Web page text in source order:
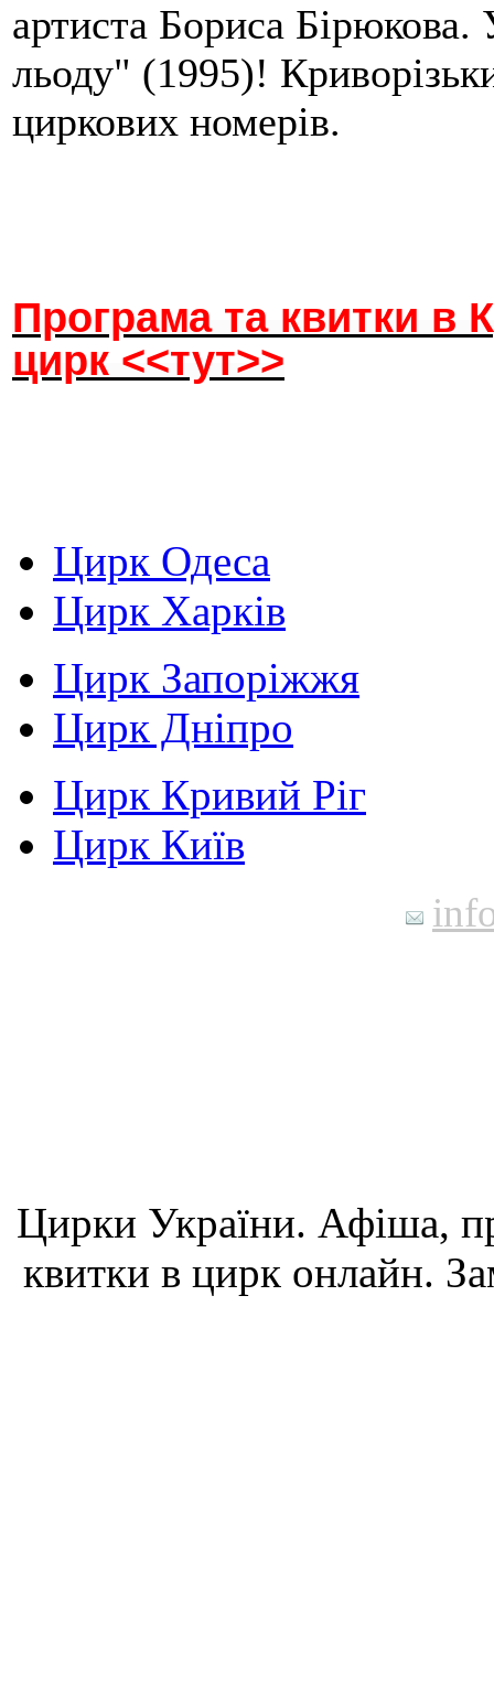
артиста Бориса
льоду" (1995)!
циркових номерів.
Програма та квитки в
цирк <<тут>>
Цирк Одеса
Цирк Харків
Цирк Запоріжжя
Цирк Дніпро
Цирк Кривий Ріг
Цирк Київ
Цирки України. Афіша,
квитки в цирк онлайн.